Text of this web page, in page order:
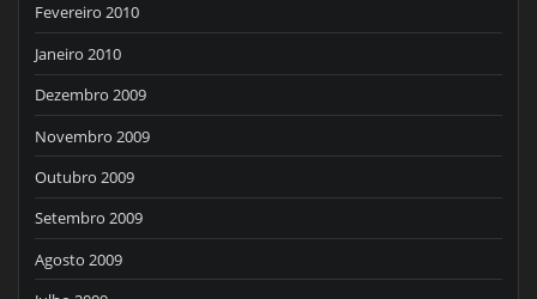
Fevereiro 2010
Janeiro 2010
Dezembro 2009
Novembro 2009
Outubro 2009
Setembro 2009
Agosto 2009